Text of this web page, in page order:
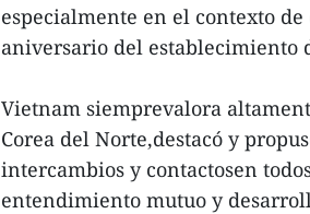
especialmente en el contexto de
aniversario del establecimiento
Vietnam siemprevalora
Corea del Norte,destacó y
intercambios y contactosen
entendimiento mutuo y